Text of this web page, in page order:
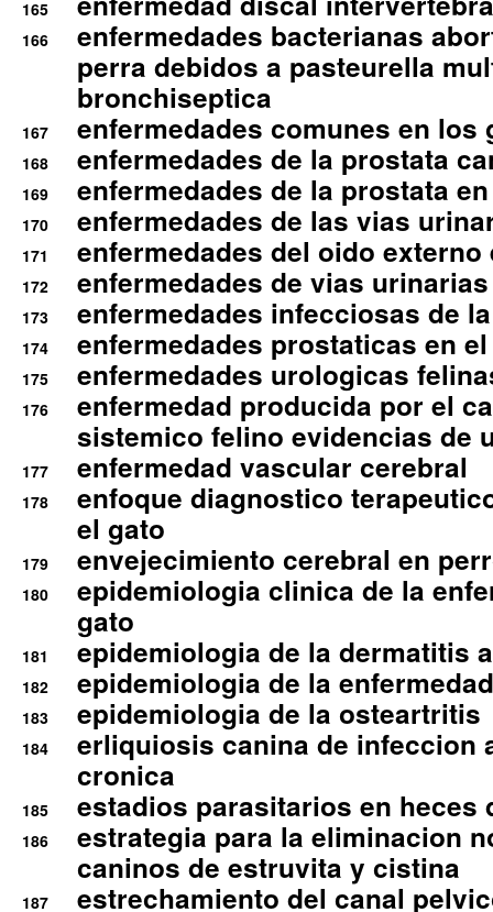
165
166
enfermedades bacterianas
perra debidos a pasteurella
bronchiseptica
167 enfermedades comunes en los
168 enfermedades de la prostata
169 enfermedades de la prostata
170 enfermedades de las vias
171 enfermedades del oido
172 enfermedades de vias
173 enfermedades infecciosas de
174 enfermedades prostaticas en
175 enfermedades urologicas
176
enfermedad producida por el
sistemico felino evidencias de
177 enfermedad vascular cerebral
178
enfoque diagnostico
el gato
179 envejecimiento cerebral en
180
epidemiologia clinica de la
gato
181 epidemiologia de la dermatitis
182 epidemiologia de la
183 epidemiologia de la osteartritis
184
erliquiosis canina de infeccion
cronica
185 estadios parasitarios en heces
186
estrategia para la eliminacion
caninos de estruvita y cistina
187
estrechamiento del canal